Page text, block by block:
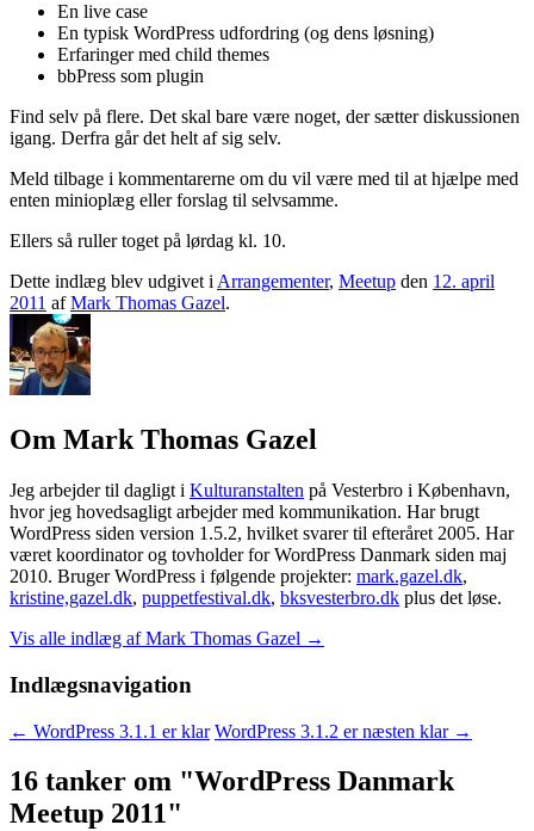
En live case
En typisk WordPress udfordring (og dens løsning)
Erfaringer med child themes
bbPress som plugin
Find selv på flere. Det skal bare være noget, der sætter diskussionen
igang. Derfra går det helt af sig selv.
Meld tilbage i kommentarerne om du vil være med til at hjælpe med
enten minioplæg eller forslag til selvsamme.
Ellers så ruller toget på lørdag kl. 10.
Dette indlæg blev udgivet i Arrangementer, Meetup den 12. april
2011 afMark Thomas Gazel.
Om Mark Thomas Gazel
Jeg arbejder til dagligt i Kulturanstalten på Vesterbro i København,
hvor jeg hovedsagligt arbejder med kommunikation. Har brugt
WordPress siden version 1.5.2, hvilket svarer til efteråret 2005. Har
været koordinator og tovholder for WordPress Danmark siden maj
2010. Bruger WordPress i følgende projekter: mark.gazel.dk,
kristine,gazel.dk, puppetfestival.dk, bksvesterbro.dk plus det løse.
Vis alle indlæg af Mark Thomas Gazel →
Indlægsnavigation
← WordPress 3.1.1 er klar WordPress 3.1.2 er næsten klar →
16 tanker om "WordPress Danmark
Meetup 2011"